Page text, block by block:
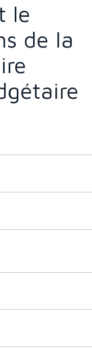
le
de la